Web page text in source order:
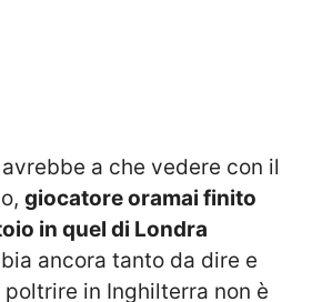
a che vedere con il
giocatore oramai finito
in quel di Londra
ancora tanto da dire e
in Inghilterra non è